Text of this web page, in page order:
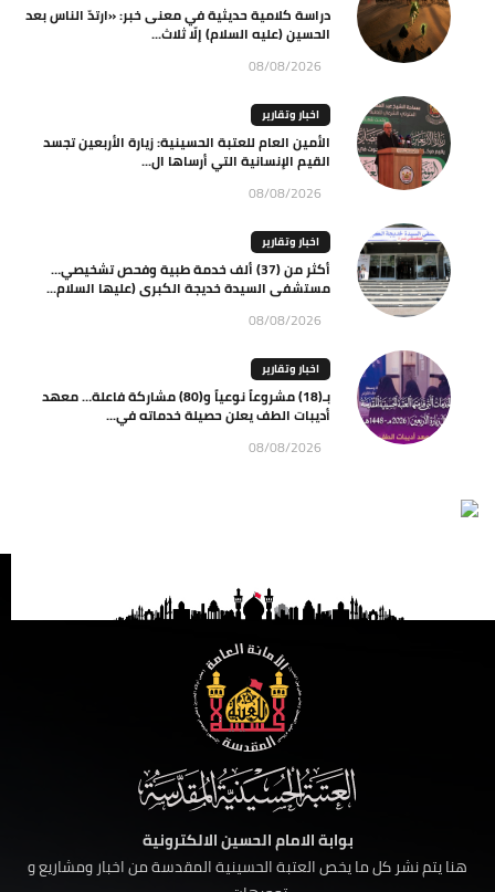
دراسة كلامية حديثية في معنى خبر: «ارتدّ الناس بعد
الحسين (عليه السلام) إلّا ثلاث...
08/08/2026
اخبار وتقارير
الأمين العام للعتبة الحسينية: زيارة الأربعين تجسد
القيم الإنسانية التي أرساها ال...
08/08/2026
اخبار وتقارير
أكثر من (37) ألف خدمة طبية وفحص تشخيصي…
مستشفى السيدة خديجة الكبرى (عليها السلام...
08/08/2026
اخبار وتقارير
بـ(18) مشروعاً نوعياً و(80) مشاركة فاعلة… معهد
أديبات الطف يعلن حصيلة خدماته في...
08/08/2026
بوابة الامام الحسين الالكترونية
هنا يتم نشر كل ما يخص العتبة الحسينية المقدسة من اخبار ومشاريع و